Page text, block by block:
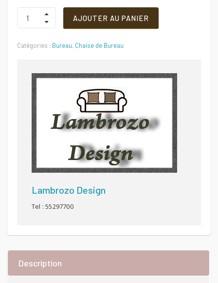
initial
était :
actuel
est :
Chaise
bureau
directeur
AJOUTER AU PANIER
Catégories : Bureau, Chaise de Bureau
Lambrozo Design
Tel : 55297700
Description